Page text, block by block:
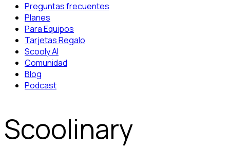
Preguntas frecuentes
Planes
Para Equipos
Tarjetas Regalo
Scooly AI
Comunidad
Blog
Podcast
Scoolinary